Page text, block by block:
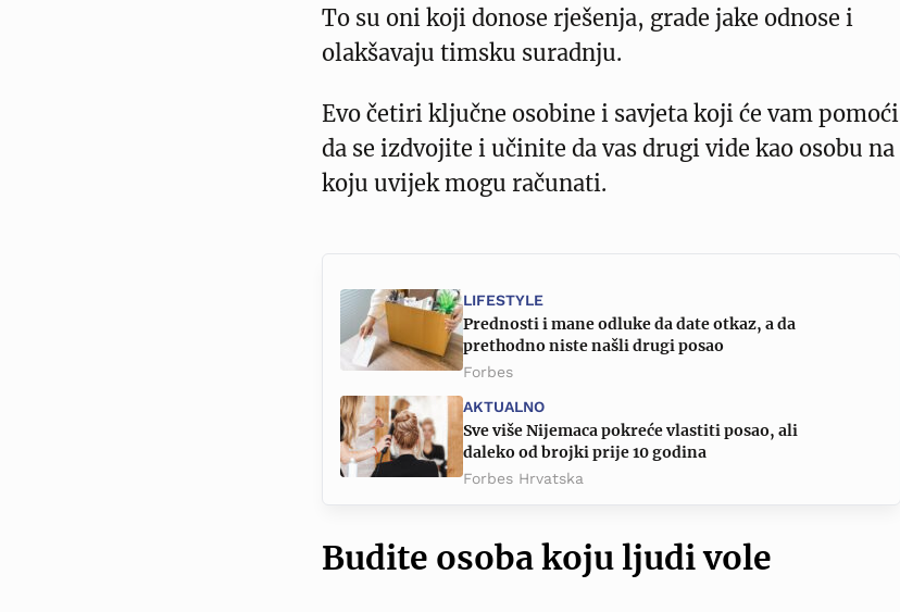
To su oni koji donose rješenja, grade jake odnose i
olakšavaju timsku suradnju.
Evo četiri ključne osobine i savjeta koji će vam pomoći
da se izdvojite i učinite da vas drugi vide kao osobu na
koju uvijek mogu računati.
LIFESTYLE
Prednosti i mane odluke da date otkaz, a da
prethodno niste našli drugi posao
Forbes
AKTUALNO
Sve više Nijemaca pokreće vlastiti posao, ali
daleko od brojki prije 10 godina
Forbes Hrvatska
Budite osoba koju ljudi vole